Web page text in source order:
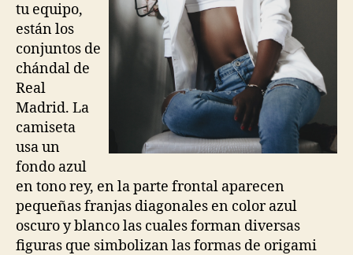
tu equipo,
están los
conjuntos de
chándal de
Real
Madrid. La
camiseta
usa un
fondo azul
en tono rey, en la parte frontal aparecen
pequeñas franjas diagonales en color azul
oscuro y blanco las cuales forman diversas
figuras que simbolizan las formas de origami